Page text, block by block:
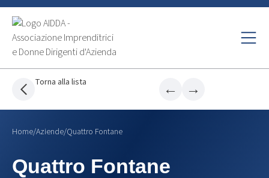
Torna alla lista ← →
Home/Aziende/Quattro Fontane
Quattro Fontane